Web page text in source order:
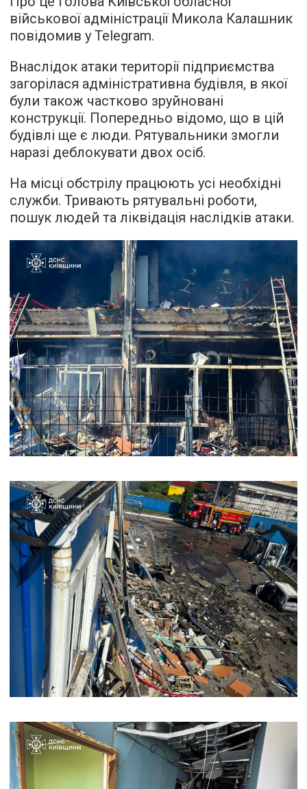
військової адміністрації Микола Калашник
повідомив у Telegram.
Внаслідок атаки території підприємства
загорілася адміністративна будівля, в якої
були також частково зруйновані
конструкції. Попередньо відомо, що в цій
будівлі ще є люди. Рятувальники змогли
наразі деблокувати двох осіб.
На місці обстрілу працюють усі необхідні
служби. Тривають рятувальні роботи,
пошук людей та ліквідація наслідків атаки.